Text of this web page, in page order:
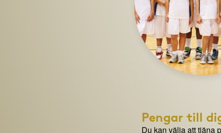
Pengar till
Du kan välja att tjäna